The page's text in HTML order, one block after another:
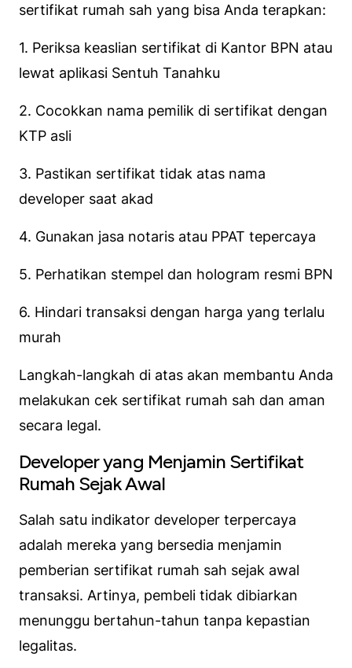
sertifikat rumah sah yang bisa Anda terapkan:
1. Periksa keaslian sertifikat di Kantor BPN atau
lewat aplikasi Sentuh Tanahku
2. Cocokkan nama pemilik di sertifikat dengan
KTP asli
3. Pastikan sertifikat tidak atas nama
developer saat akad
4. Gunakan jasa notaris atau PPAT tepercaya
5. Perhatikan stempel dan hologram resmi BPN
6. Hindari transaksi dengan harga yang terlalu
murah
Langkah-langkah di atas akan membantu Anda
melakukan cek sertifikat rumah sah dan aman
secara legal.
Developer yang Menjamin Sertifikat
Rumah Sejak Awal
Salah satu indikator developer terpercaya
adalah mereka yang bersedia menjamin
pemberian sertifikat rumah sah sejak awal
transaksi. Artinya, pembeli tidak dibiarkan
menunggu bertahun-tahun tanpa kepastian
legalitas.